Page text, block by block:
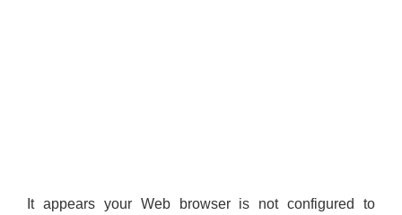
It appears your Web browser is not configured to